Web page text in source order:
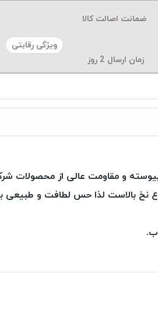
ضمانت اصالت کالا
ویژگی رقابتی
زمان ارسال 2 روز